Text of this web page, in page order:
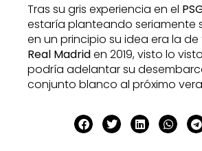
Tras su gris experiencia en el
estaría planteando seriamente
en un principio su idea era la
Real Madriden 2019, visto lo
podría adelantar su
conjunto blanco al próximo